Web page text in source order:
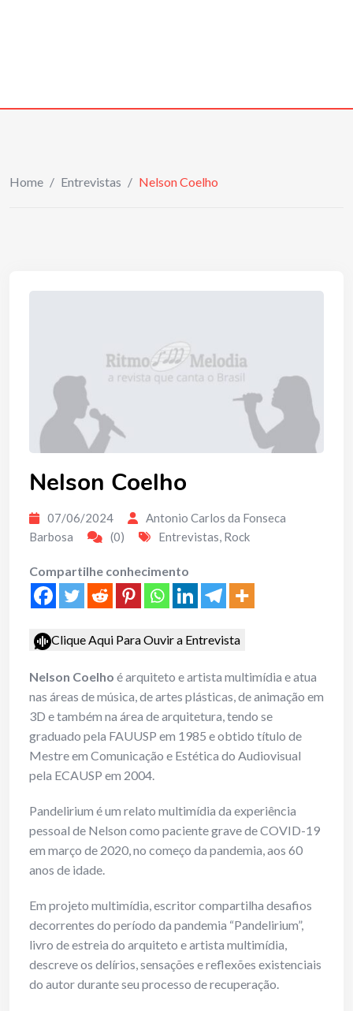
Home / Entrevistas / Nelson Coelho
Nelson Coelho
07/06/2024
Antonio Carlos da Fonseca
Barbosa
(0) Entrevistas, Rock
Compartilhe conhecimento
Clique Aqui Para Ouvir a Entrevista
Nelson Coelho é arquiteto e artista multimídia e atua
nas áreas de música, de artes plásticas, de animação em
3D e também na área de arquitetura, tendo se
graduado pela FAUUSP em 1985 e obtido título de
Mestre em Comunicação e Estética do Audiovisual
pela ECAUSP em 2004.
Pandelirium é um relato multimídia da experiência
pessoal de Nelson como paciente grave de COVID-19
em março de 2020, no começo da pandemia, aos 60
anos de idade.
Em projeto multimídia, escritor compartilha desafios
decorrentes do período da pandemia “Pandelirium”,
livro de estreia do arquiteto e artista multimídia,
descreve os delírios, sensações e reflexões existenciais
do autor durante seu processo de recuperação.